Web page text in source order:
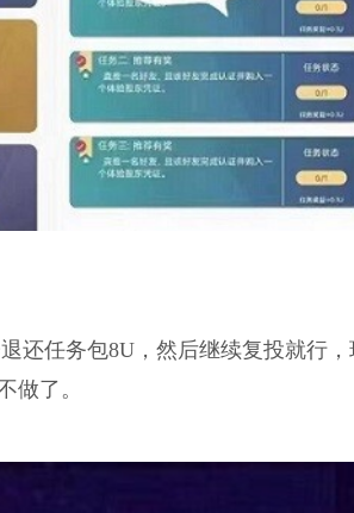
还任务包8U，然后继续复投就行
做了。